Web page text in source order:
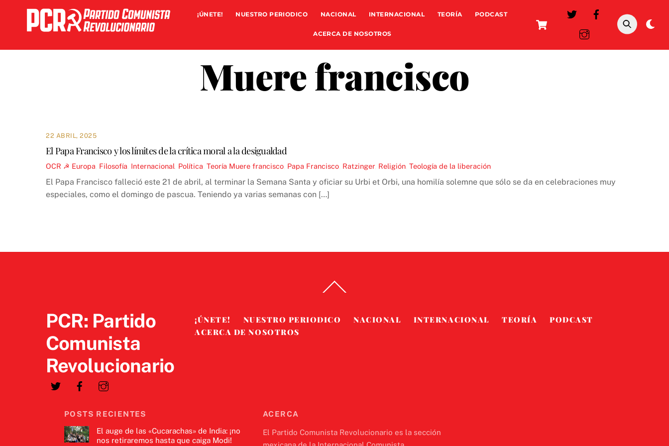
content
Cart
¡ÚNETE! NUESTRO PERIODICO NACIONAL INTERNACIONAL TEORÍA PODCAST
ACERCA DE NOSOTROS
Muere francisco
22 ABRIL, 2025
El Papa Francisco y los límites de la crítica moral a la desigualdad
OCR ☭ Europa Filosofía Internacional Política Teoría Muere francisco Papa Francisco Ratzinger, Religión Teología de la liberación
El Papa Francisco falleció este 21 de abril, al terminar la Semana Santa y oficiar su Urbi et Orbi, una homilía solemne que sólo se da en celebraciones muy
especiales, como el domingo de pascua. Teniendo ya varias semanas con […]
To
PCR: Partido
Comunista
Revolucionario
¡ÚNETE! NUESTRO PERIODICO NACIONAL INTERNACIONAL TEORÍA
PODCAST
ACERCA DE NOSOTROS
POSTS RECIENTES
El auge de las «Cucarachas» de India: ¡no
nos retiraremos hasta que caiga Modi!
ACERCA
El Partido Comunista Revolucionario es la sección